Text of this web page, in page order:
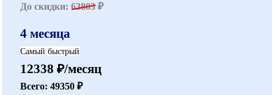
До скидки: 63803₽
4 месяца
Самый быстрый
12338 ₽/месяц
Всего: 49350 ₽